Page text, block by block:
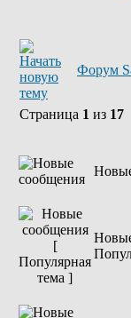
Форум
Страница 1 из 17